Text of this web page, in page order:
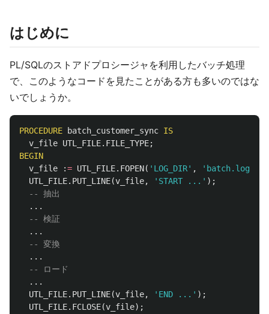
はじめに
PL/SQLのストアドプロシージャを利用したバッチ処理
で、このようなコードを見たことがある方も多いのではな
いでしょうか。
PROCEDURE batch_customer_sync IS
v_file UTL_FILE. FILE_TYPE;
BEGIN
v_file
:= UTL_FILE. FOPEN( 'LOG_DIR' , 'batch.log'
UTL_FILE. PUT_LINE(v_file, 'START ...' );
-- 抽出
...
-- 検証
...
-- 変換
...
-- ロード
...
UTL_FILE. PUT_LINE(v_file, 'END ...' );
UTL_FILE. FCLOSE(v_file);